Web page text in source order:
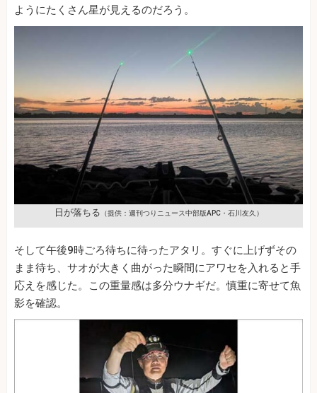
ようにたくさん星が見えるのだろう。
日が落ちる （提供：週刊つりニュース中部版APC・石川友久）
そして午後9時ごろ待ちに待ったアタリ。すぐに上げずその
まま待ち、サオが大きく曲がった瞬間にアワセを入れると手
応えを感じた。この重量感は多分ウナギだ。慎重に寄せて魚
影を確認。